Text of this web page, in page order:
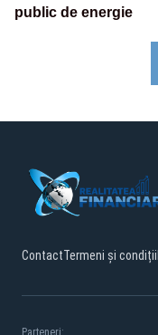
public de energie
ContactTermeni și condiții
Parteneri: